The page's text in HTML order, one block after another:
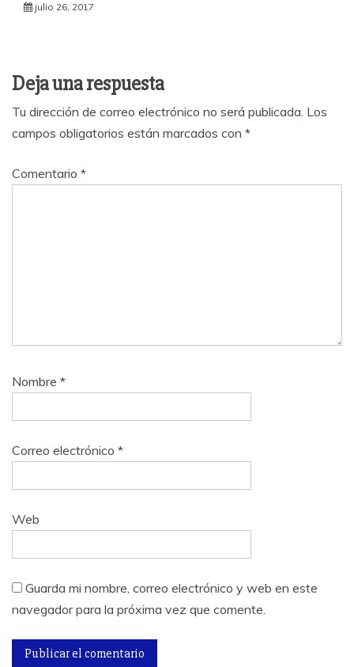
julio 26, 2017
Deja una respuesta
Tu dirección de correo electrónico no será publicada. Los
campos obligatorios están marcados con *
Comentario *
Nombre *
Correo electrónico *
Web
Guarda mi nombre, correo electrónico y web en este
navegador para la próxima vez que comente.